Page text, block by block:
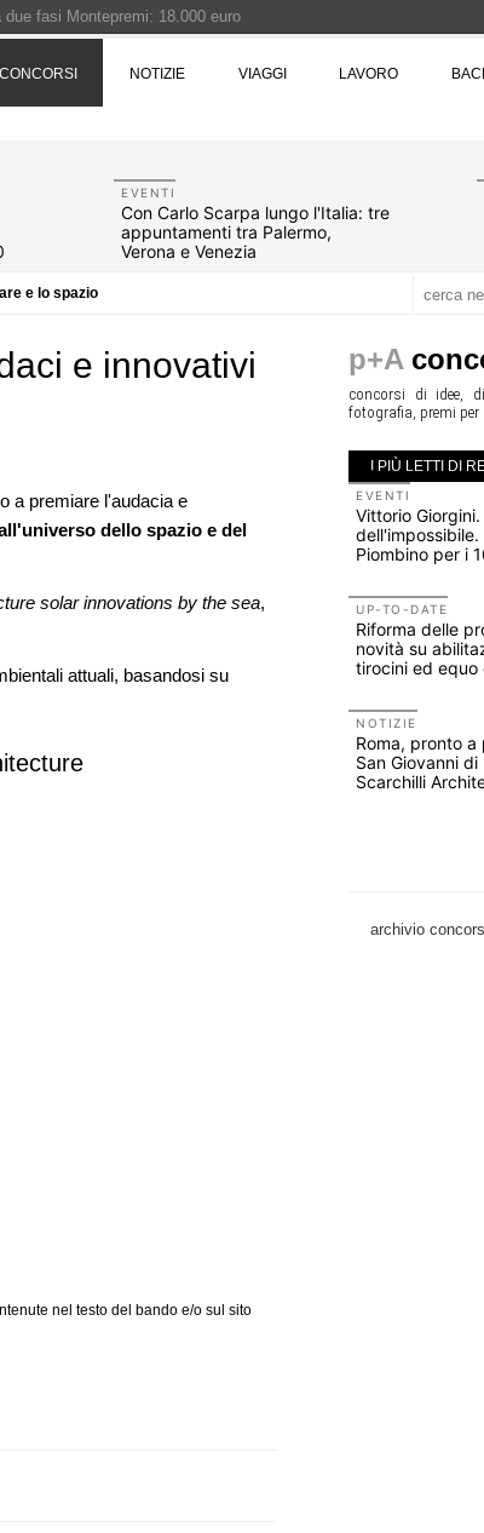
CONCORSI NOTIZIE VIAGGI LAVORO
EVENTI
Con Carlo Scarpa lungo l'Italia: tre
appuntamenti tra Palermo,
Verona e Venezia
e lo spazio
e innovativi
a premiare l'audacia e
dello spazio e del
solar innovations by the sea,
attuali, basandosi su
nel testo del bando e/o sul sito
p+A
concorsi di idee,
fotografia, premi
I PIÙ LETTI DI
in colore pastello secondo
due progetti sul mare tra
11
EVENTI
Vittorio
Piombino per i
UP-TO-DATE
Riforma delle
novità su
tirocini ed equo
NOTIZIE
Roma, pronto
San Giovanni
Scarchilli
archivio
fasi Montepremi: 18.000 euro
di Cassazione
Fondazione Bruno Zevi